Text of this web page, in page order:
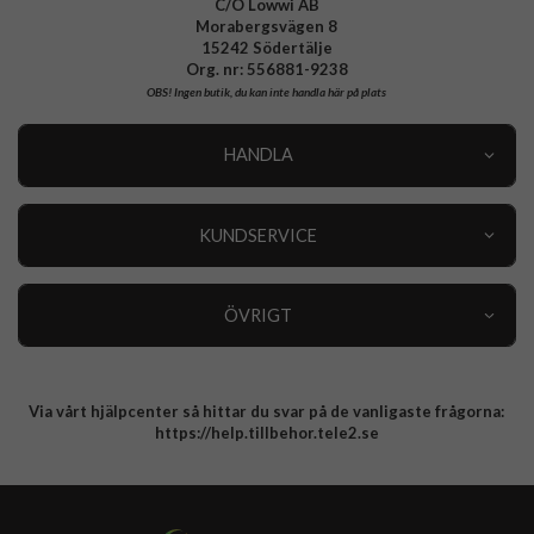
C/O Lowwi AB
Morabergsvägen 8
15242 Södertälje
Org. nr: 556881-9238
OBS!Ingen butik, du kan inte handla här på plats
HANDLA
KUNDSERVICE
ÖVRIGT
Integritetspolicy
Via vårt hjälpcenter så hittar du svar på de vanligaste frågorna:
https://help.tillbehor.tele2.se